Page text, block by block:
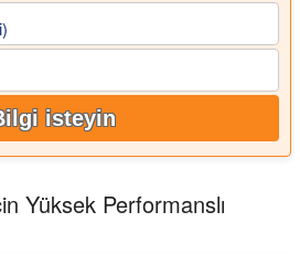
isteyin
Yüksek Performanslı